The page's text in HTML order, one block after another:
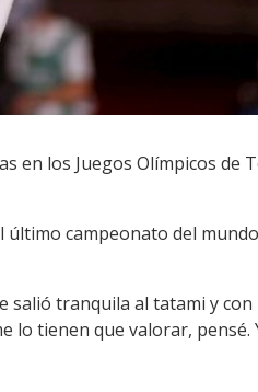
en los Juegos Olímpicos de
último campeonato del
salió tranquila al tatami y con
lo tienen que valorar, pensé.